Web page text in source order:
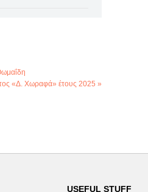
«Δ. Χωραφά» έτους 2025 »
USEFUL STUFF